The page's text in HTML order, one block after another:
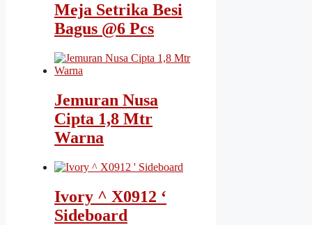
Meja Setrika Besi
Bagus @6 Pcs
Jemuran Nusa
Cipta 1,8 Mtr
Warna
Ivory ^ X0912 ‘
Sideboard